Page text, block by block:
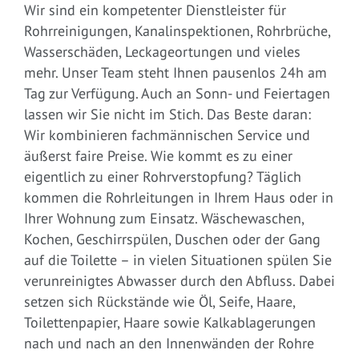
Wir sind ein kompetenter Dienstleister für
Rohrreinigungen, Kanalinspektionen, Rohrbrüche,
Wasserschäden, Leckageortungen und vieles
mehr. Unser Team steht Ihnen pausenlos 24h am
Tag zur Verfügung. Auch an Sonn- und Feiertagen
lassen wir Sie nicht im Stich. Das Beste daran:
Wir kombinieren fachmännischen Service und
äußerst faire Preise. Wie kommt es zu einer
eigentlich zu einer Rohrverstopfung? Täglich
kommen die Rohrleitungen in Ihrem Haus oder in
Ihrer Wohnung zum Einsatz. Wäschewaschen,
Kochen, Geschirrspülen, Duschen oder der Gang
auf die Toilette – in vielen Situationen spülen Sie
verunreinigtes Abwasser durch den Abfluss. Dabei
setzen sich Rückstände wie Öl, Seife, Haare,
Toilettenpapier, Haare sowie Kalkablagerungen
nach und nach an den Innenwänden der Rohre